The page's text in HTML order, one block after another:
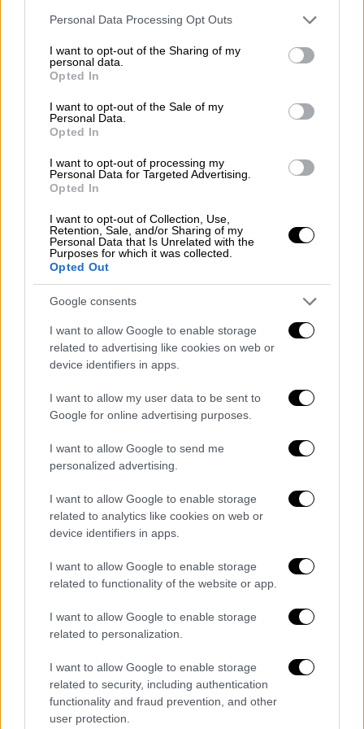
Please note that this website/app uses one or more Google
not limited to your visit or usage behaviour. You may click to
grant or deny consent to Google and its third-party tags to
use your data for below specified purposes in below Google
consent section.
Personal Data Processing Opt Outs
I want to opt-out of the Sharing of my
personal data.
Opted In
I want to opt-out of the Sale of my
Personal Data.
Opted In
I want to opt-out of processing my
Personal Data for Targeted Advertising.
Opted In
I want to opt-out of Collection, Use,
Retention, Sale, and/or Sharing of my
Personal Data that Is Unrelated with the
Purposes for which it was collected.
Opted Out
Google consents
I want to allow Google to enable storage
related to advertising like cookies on web or
device identifiers in apps.
I want to allow my user data to be sent to
Google for online advertising purposes.
I want to allow Google to send me
personalized advertising.
I want to allow Google to enable storage
related to analytics like cookies on web or
device identifiers in apps.
I want to allow Google to enable storage
related to functionality of the website or app.
I want to allow Google to enable storage
related to personalization.
I want to allow Google to enable storage
related to security, including authentication
functionality and fraud prevention, and other
user protection.
γνωστό ότι δεν υπήρξε σύσκεψη, με τις
πληροφορίες πάντως για κήρυξη της
Αττικής σε κατάσταση έκτακτης ανάγκης να
Αλλωστε αυτή είναι η προυπόθεση
είχαν παρουσιαστεί στα τέλη Οκτωβρίου
από την ηγεσία του υπουργείου και τη
σύμβουλος της εταιρείας, Χάρης Σαχίνης
μάλιστα είχε αναφέρει πως είχε ήδη από
τότε ενημερώσει το υπουργείο ότι η Αθήνα
έχει εισέλθει σε κατάσταση κόκκινου
έργα θα προχωρήσουν με κλειστή διαδικασία
με τον χαρακτήρα του κατεπείγοντος και
αναδόχους.
την κλασική ανοιχτή διαγωνιστική
διαδικασία, παρότι το πλήρες πακέτο των
προτάσεων τηςΕΥΔΑΠβρίσκεται
δημοσιοποιημένο εδώ και περίπου δύο
χρόνια.
Ωστόσο,οι οριστικές αποφάσεις ελήφθησαν
με μεγάλη καθυστέρηση, την ώρα που οι
ταμιευτήρες της Αττικής παρουσιάζουν
ετήσια υστέρηση της τάξης των 250 εκατ.
κυβικών μέτρων επί τρία συναπτά έτη,
σύμφωνα με τα επίσημα στοιχεία. Η
καθίζηση αυτή καθιστά πλέον αναπόφευκτο
ένα συνδυασμό βραχυπρόθεσμων